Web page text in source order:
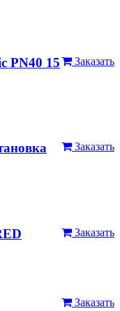
Заказать
PN40 15
Заказать
Заказать
Заказать